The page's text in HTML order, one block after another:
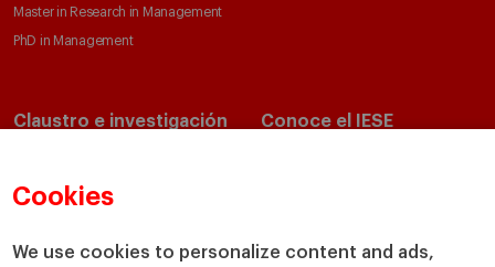
Cookies
We use cookies to personalize content and ads,
Master in Research in Management
PhD in Management
Claustro e investigación
Departamentos académicos
Cátedras
Conoce el IESE
Nuestro impacto